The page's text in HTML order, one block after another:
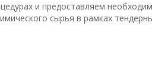
и предоставляем
сырья в рамках